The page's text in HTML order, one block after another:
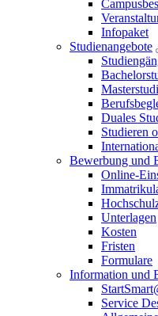
Infopaket
Studienangebote
Duales
Studieren
Bewerbung und
Online-
Unterlagen
Kosten
Fristen
Formulare
Information und
Service